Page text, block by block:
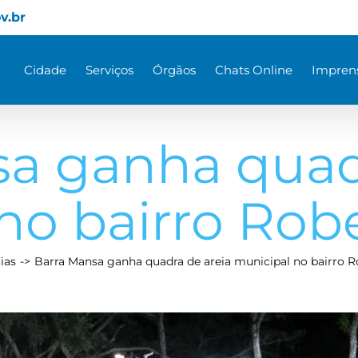
Cidade Serviços Órgãos Chats Online
ganha
bairro
Barra Mansa ganha quadra de areia municipal no bairro